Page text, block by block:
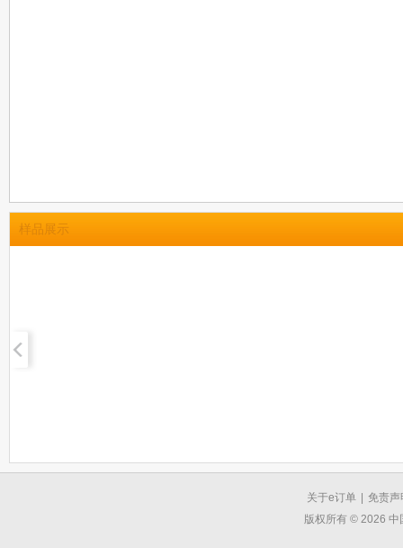
样品展示
关于e订单
免责声
版权所有 © 2026